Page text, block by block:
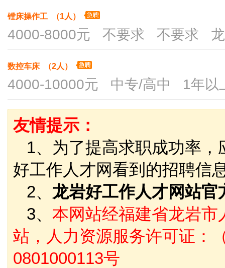
镗床操作工 （1人）
4000-8000元 不要求 不要求 龙
数控车床 （2人）
4000-10000元 中专/高中 1年以
友情提示：
1、为了提高求职成功率，
好工作人才网看到的招聘信
2、 龙岩好工作人才网站
3、 本网站经福建省龙岩
站，人力资源服务许可证：
0801000113号